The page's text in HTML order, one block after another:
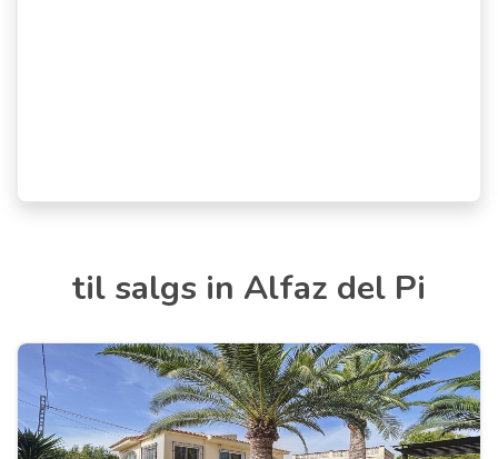
til salgs in Alfaz del Pi